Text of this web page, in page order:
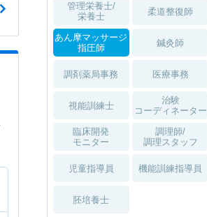
管理栄養士/
栄養士
柔道整復師
あん摩マッサージ
指圧師
鍼灸師
調剤薬局事務 医療事務
視能訓練士
治験
コーディネーター
臨床開発
モニター
調理師/
調理スタッフ
児童指導員 機能訓練指導員
胚培養士